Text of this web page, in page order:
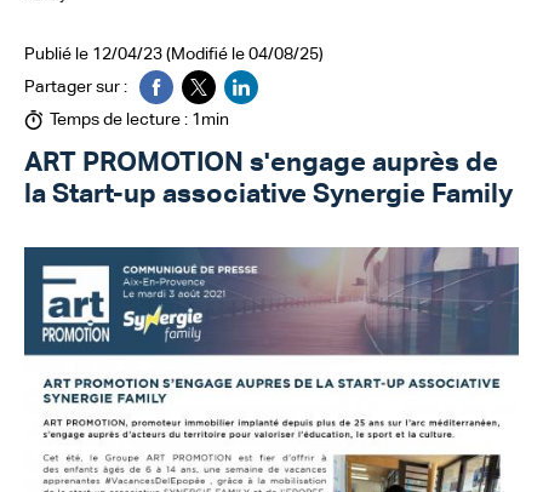
Publié le 12/04/23 (Modifié le 04/08/25)
Partager sur :
Temps de lecture : 1min
ART PROMOTION s'engage auprès de
la Start-up associative Synergie Family